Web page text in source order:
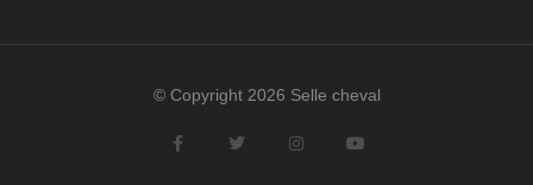
© Copyright 2026 Selle cheval